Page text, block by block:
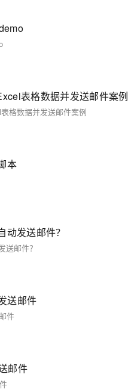
表格数据并发送邮件案例
格数据并发送邮件案例
本
动发送邮件？
送邮件？
送邮件
件
邮件